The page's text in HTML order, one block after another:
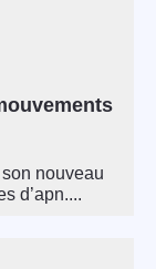
nouveau
d’apn....